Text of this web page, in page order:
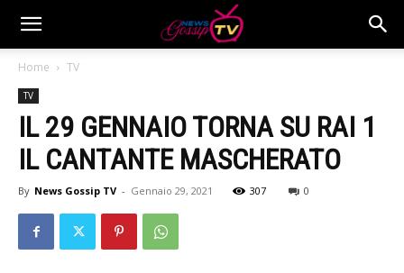
Home TV
TV
IL 29 GENNAIO TORNA SU RAI 1
IL CANTANTE MASCHERATO
By News Gossip TV - Gennaio 29, 2021 307 0